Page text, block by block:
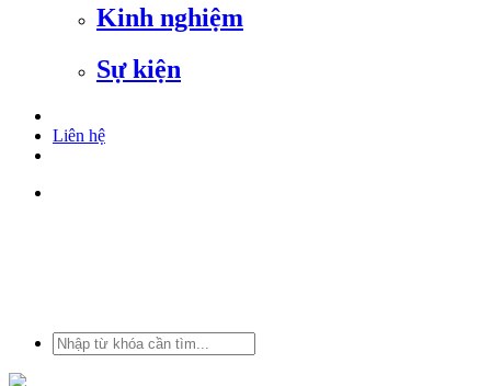
Kinh nghiệm
Sự kiện
Liên hệ